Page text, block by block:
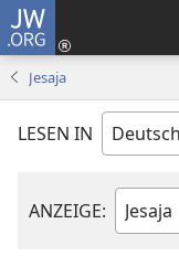
JW.ORG
Jesaja
LESEN IN
ANZEIGE: